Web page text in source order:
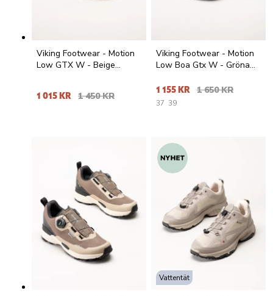
Viking Footwear - Motion
Low GTX W - Beige
1 015 KR 1 450 KR
Viking Footwear - Motion
Low Boa Gtx W - Gröna
1 155 KR 1 650 KR
37 39
Vattentät